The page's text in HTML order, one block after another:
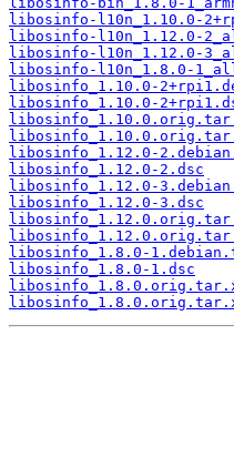
libosinfo-l10n_1.10.0-
libosinfo-l10n_1.12.0-
libosinfo-l10n_1.12.0-
libosinfo-l10n_1.8.0-
libosinfo_1.10.0-
libosinfo_1.10.0-
libosinfo_1.12.0-
libosinfo_1.12.0-2.dsc
libosinfo_1.12.0-
libosinfo_1.12.0-3.dsc
libosinfo_1.8.0-
libosinfo_1.8.0-1.dsc